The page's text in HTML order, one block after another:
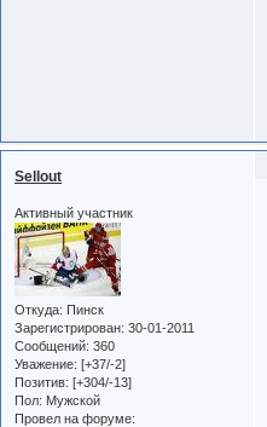
Sellout
Активный участник
Откуда: Пинск
Зарегистрирован: 30-01-2011
Сообщений: 360
Уважение: [+37/-2]
Позитив: [+304/-13]
Пол: Мужской
Провел на форуме: